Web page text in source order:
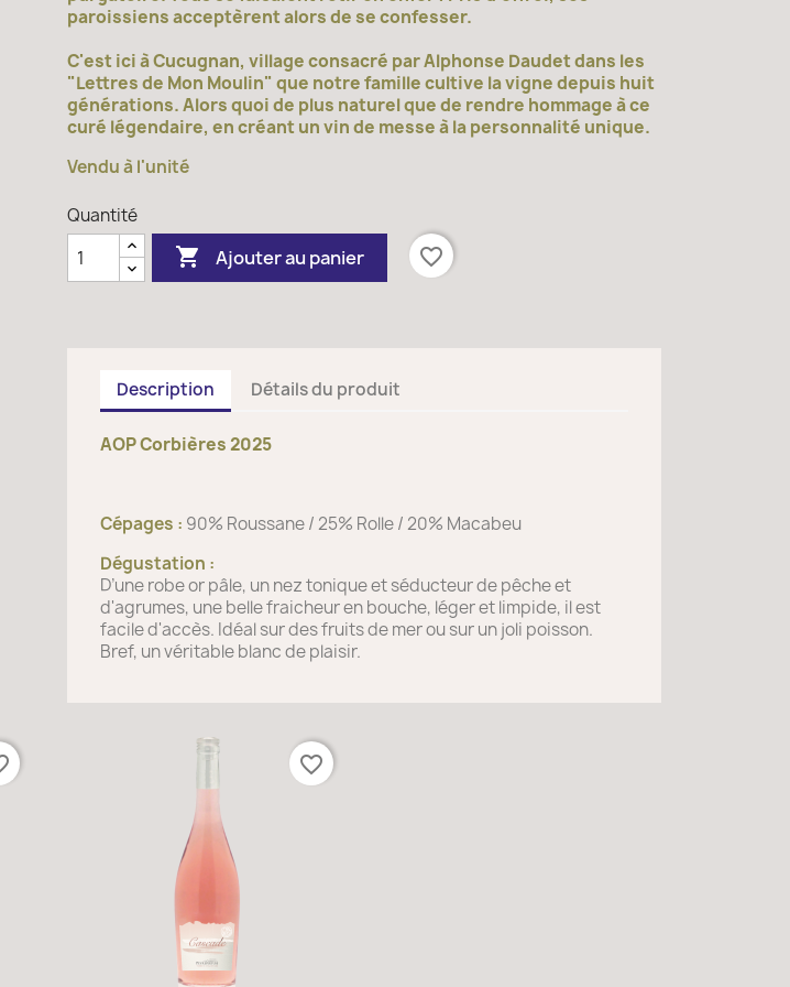
paroissiens acceptèrent alors de se confesser.
C'est ici à Cucugnan, village consacré par Alphonse Daudet dans les
"Lettres de Mon Moulin" que notre famille cultive la vigne depuis huit
générations. Alors quoi de plus naturel que de rendre hommage à ce
curé légendaire, en créant un vin de messe à la personnalité unique.
Vendu à l'unité
Quantité
 Ajouter au panier favorite_border
Description Détails du produit
AOP Corbières 2025
Cépages : 90% Roussane / 25% Rolle / 20% Macabeu
Dégustation :
D’une robe or pâle, un nez tonique et séducteur de pêche et
d'agrumes, une belle fraicheur en bouche, léger et limpide, il est
facile d'accès. Idéal sur des fruits de mer ou sur un joli poisson.
Bref, un véritable blanc de plaisir.
favorite_border